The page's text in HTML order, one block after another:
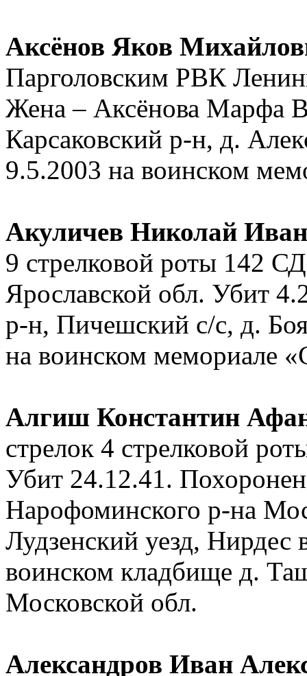
Аксёнов Яков
Парголовским РВК
Жена – Аксёнова Марфа
Карсаковский р-н, д.
9.5.2003 на воинском
Акуличев Николай
9 стрелковой роты 142
Ярославской обл. Убит
р-н, Пичешский с/с, д.
на воинском мемориале
Алгиш Константин
стрелок 4 стрелковой
Убит 24.12.41.
Нарофоминского р-на
Лудзенский уезд, Нирдес
воинском кладбище д.
Московской обл.
Александров Иван